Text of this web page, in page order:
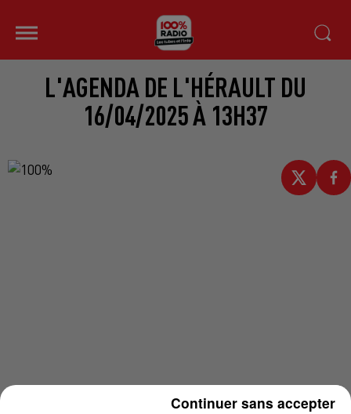
L'AGENDA DE L'HÉRAULT DU
16/04/2025 À 13H37
Continuer sans accepter